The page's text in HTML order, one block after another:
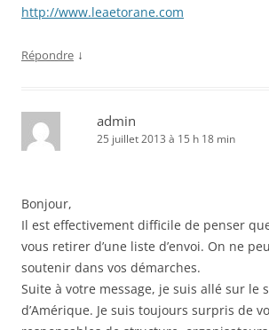
http://www.leaetorane.com
Répondre ↓
admin
25 juillet 2013 à 15 h 18 min
Bonjour,
Il est effectivement difficile de penser
vous retirer d’une liste d’envoi. On ne
soutenir dans vos démarches.
Suite à votre message, je suis allé sur le
d’Amérique. Je suis toujours surpris de